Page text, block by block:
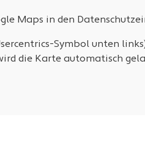
Maps in den
Symbol unten
die Karte automatisch